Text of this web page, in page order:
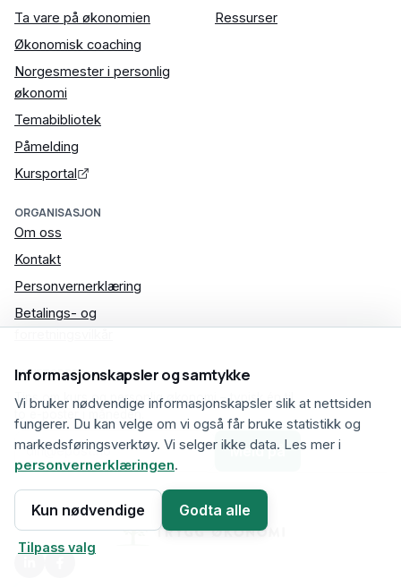
Ta vare på økonomien
Økonomisk coaching
Norgesmester i personlig
økonomi
Temabibliotek
Påmelding
Kursportal
Ressurser
ORGANISASJON
Om oss
Kontakt
Personvernerklæring
Betalings- og
NYHETSBREV
Tips om kurs og personlig økonomi – typisk én til
to e-poster i måneden.
E-postadresse for nyhetsbrev
Meld på
2026 Trygg Økonomi AS
Informasjonskapsler og samtykke
Vi bruker nødvendige informasjonskapsler slik at nettsiden
fungerer. Du kan velge om vi også får bruke statistikk og
markedsføringsverktøy. Vi selger ikke data. Les mer i
personvernerklæringen.
Kun nødvendige Godta alle
Tilpass valg
Lurer du på noe om økonomien?
Vi hjelper deg med oversikt i hverdagen rundt
budsjett, sparing og gjeld, uten at det skal føles
uoversiktlig. Ta gjerne kontakt hvis du vil snakke med
oss.
Ta uforpliktende kontakt